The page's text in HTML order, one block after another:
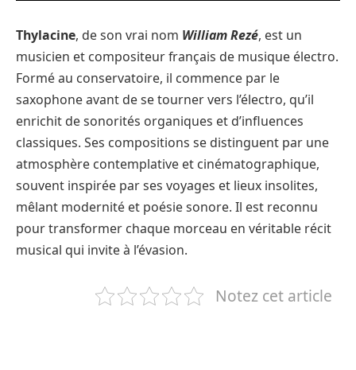
Thylacine, de son vrai nom William Rezé, est un
musicien et compositeur français de musique électro.
Formé au conservatoire, il commence par le
saxophone avant de se tourner vers l’électro, qu’il
enrichit de sonorités organiques et d’influences
classiques. Ses compositions se distinguent par une
atmosphère contemplative et cinématographique,
souvent inspirée par ses voyages et lieux insolites,
mêlant modernité et poésie sonore. Il est reconnu
pour transformer chaque morceau en véritable récit
musical qui invite à l’évasion.
Notez cet article